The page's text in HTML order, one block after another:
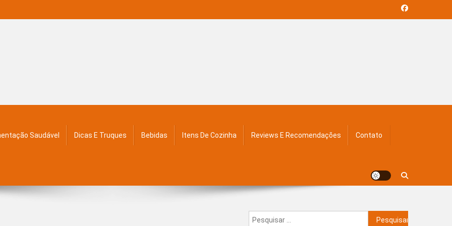
Saudável Dicas E Truques Bebidas Itens De Cozinha Reviews E Recomendações Contato
Pesquisar